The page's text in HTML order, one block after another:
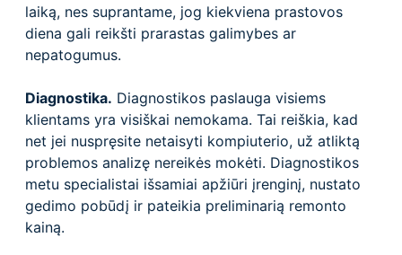
laiką, nes suprantame, jog kiekviena prastovos
diena gali reikšti prarastas galimybes ar
nepatogumus.
Diagnostika. Diagnostikos paslauga visiems
klientams yra visiškai nemokama. Tai reiškia, kad
net jei nuspręsite netaisyti kompiuterio, už atliktą
problemos analizę nereikės mokėti. Diagnostikos
metu specialistai išsamiai apžiūri įrenginį, nustato
gedimo pobūdį ir pateikia preliminarią remonto
kainą.